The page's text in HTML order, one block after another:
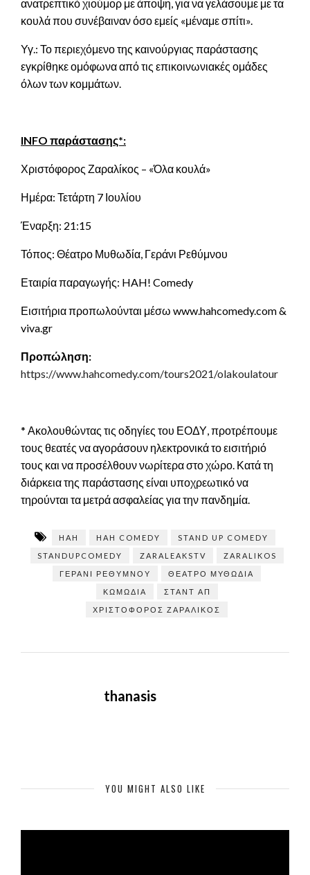
ανατρεπτικό χιούμορ με άποψη, για να γελάσουμε με τα
κουλά που συνέβαιναν όσο εμείς «μέναμε σπίτι».
Υγ.: Το περιεχόμενο της καινούργιας παράστασης
εγκρίθηκε ομόφωνα από τις επικοινωνιακές ομάδες
όλων των κομμάτων.
INFO παράστασης*:
Χριστόφορος Ζαραλίκος – «Όλα κουλά»
Ημέρα: Τετάρτη 7 Ιουλίου
Έναρξη: 21:15
Τόπος: Θέατρο Μυθωδία, Γεράνι Ρεθύμνου
Εταιρία παραγωγής: HAH! Comedy
Εισιτήρια προπωλούνται μέσω www.hahcomedy.com &
viva.gr
Προπώληση:
https://www.hahcomedy.com/tours2021/olakoulatour
* Ακολουθώντας τις οδηγίες του ΕΟΔΥ, προτρέπουμε
τους θεατές να αγοράσουν ηλεκτρονικά το εισιτήριό
τους και να προσέλθουν νωρίτερα στο χώρο. Κατά τη
διάρκεια της παράστασης είναι υποχρεωτικό να
τηρούνται τα μετρά ασφαλείας για την πανδημία.
HAH HAH COMEDY
STAND UP COMEDY
STANDUPCOMEDY
ZARALEAKSTV
ZARALIKOS
ΓΕΡΆΝΙ ΡΕΘΎΜΝΟΥ
ΘΈΑΤΡΟ ΜΥΘΩΔΊΑ
ΚΩΜΩΔΊΑ
ΣΤΑΝΤ ΑΠ
ΧΡΙΣΤΌΦΟΡΟΣ ΖΑΡΑΛΊΚΟΣ
thanasis
YOU MIGHT ALSO LIKE